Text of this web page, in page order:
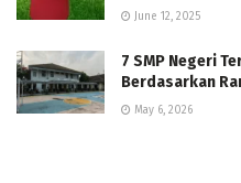
June 12, 2025
7 SMP Negeri
Berdasarkan
May 6, 2026